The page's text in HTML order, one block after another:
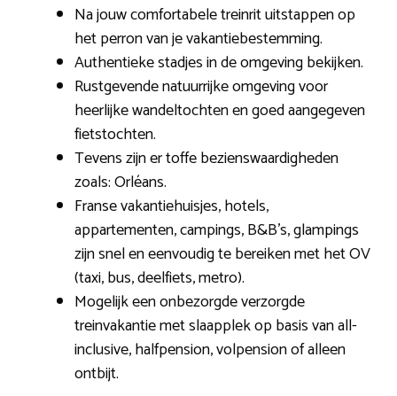
Na jouw comfortabele treinrit uitstappen op
het perron van je vakantiebestemming.
Authentieke stadjes in de omgeving bekijken.
Rustgevende natuurrijke omgeving voor
heerlijke wandeltochten en goed aangegeven
fietstochten.
Tevens zijn er toffe bezienswaardigheden
zoals: Orléans.
Franse vakantiehuisjes, hotels,
appartementen, campings, B&B’s, glampings
zijn snel en eenvoudig te bereiken met het OV
(taxi, bus, deelfiets, metro).
Mogelijk een onbezorgde verzorgde
treinvakantie met slaapplek op basis van all-
inclusive, halfpension, volpension of alleen
ontbijt.